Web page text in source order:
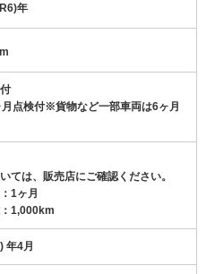
年
点検付※貨物など一部車両は6ヶ月
ては、販売店にご確認ください。
1ヶ月
1,000km
年4月